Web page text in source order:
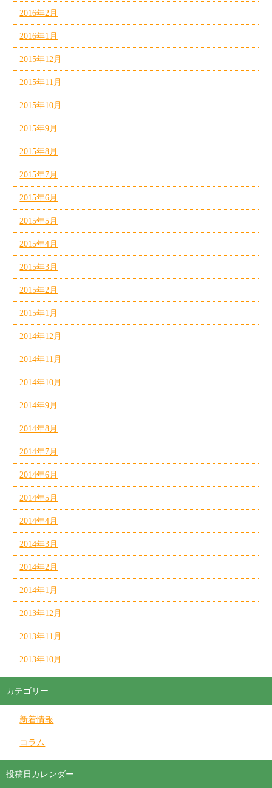
2016年2月
2016年1月
2015年12月
2015年11月
2015年10月
2015年9月
2015年8月
2015年7月
2015年6月
2015年5月
2015年4月
2015年3月
2015年2月
2015年1月
2014年12月
2014年11月
2014年10月
2014年9月
2014年8月
2014年7月
2014年6月
2014年5月
2014年4月
2014年3月
2014年2月
2014年1月
2013年12月
2013年11月
2013年10月
カテゴリー
新着情報
コラム
投稿日カレンダー